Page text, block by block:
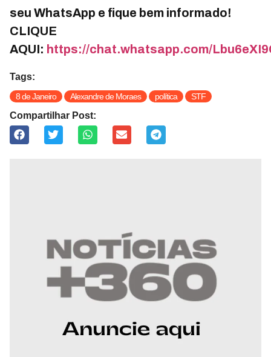
seu WhatsApp e fique bem informado!
CLIQUE
AQUI: https://chat.whatsapp.com/
Tags:
8 de Janeiro Alexandre de Moraes política STF
Compartilhar Post: